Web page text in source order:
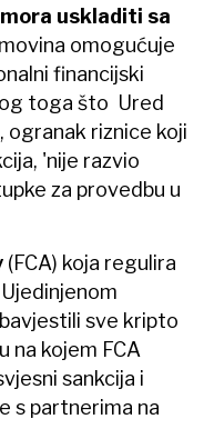
uskladiti sa
omogućuje
financijski
toga što Ured
ogranak riznice koji
'nije razvio
za provedbu u
(FCA) koja regulira
sve kripto
na kojem FCA
sankcija i
s partnerima na